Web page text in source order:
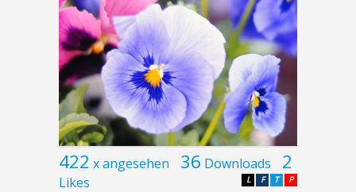
422 x angesehen 36 Downloads 2
Likes P
T
F
L